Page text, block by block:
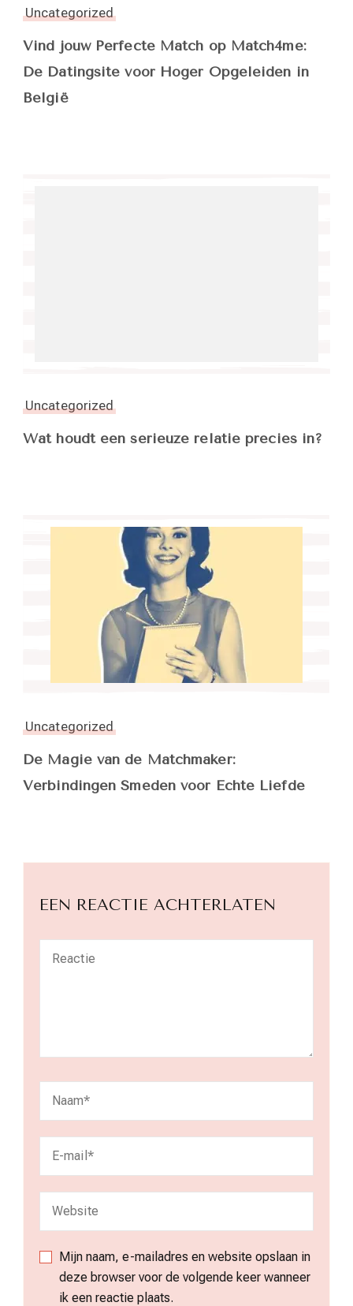
Uncategorized
Vind jouw Perfecte Match op Match4me:
De Datingsite voor Hoger Opgeleiden in
België
Uncategorized
Wat houdt een serieuze relatie precies in?
Uncategorized
De Magie van de Matchmaker:
Verbindingen Smeden voor Echte Liefde
EEN REACTIE ACHTERLATEN
Mijn naam, e-mailadres en website opslaan in
deze browser voor de volgende keer wanneer
ik een reactie plaats.